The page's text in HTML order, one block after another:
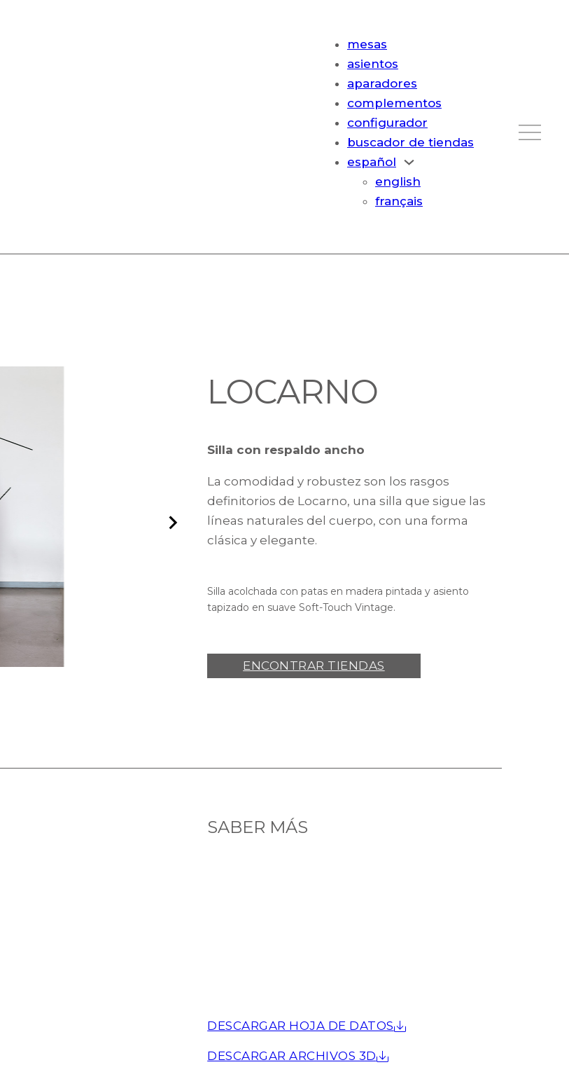
mesas
asientos
aparadores
complementos
configurador
buscador de tiendas
español
english
français
LOCARNO
Silla con respaldo ancho
La comodidad y robustez son los rasgos
definitorios de Locarno, una silla que sigue las
líneas naturales del cuerpo, con una forma
clásica y elegante.
Silla acolchada con patas en madera pintada y asiento
tapizado en suave Soft-Touch Vintage.
ENCONTRAR TIENDAS
SABER MÁS
DESCARGAR HOJA DE DATOS
DESCARGAR ARCHIVOS 3D